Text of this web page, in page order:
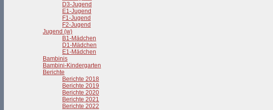
D3-Jugend
E1-Jugend
F1-Jugend
F2-Jugend
Jugend (w)
B1-Mädchen
D1-Mädchen
E1-Mädchen
Bambinis
Bambini-Kindergarten
Berichte
Berichte 2018
Berichte 2019
Berichte 2020
Berichte 2021
Berichte 2022